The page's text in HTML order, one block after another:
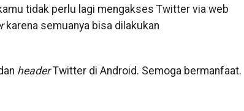
tidak perlu lagi mengakses Twitter via web
karena semuanya bisa dilakukan
headerTwitter di Android. Semoga bermanfaat.